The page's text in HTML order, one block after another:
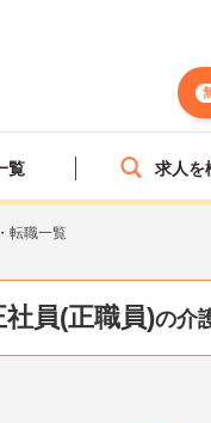
覧 求人を
転職一覧
員(正職員)の介